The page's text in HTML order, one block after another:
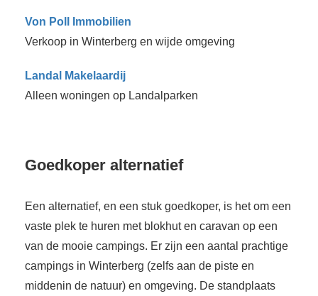
Von Poll Immobilien
Verkoop in Winterberg en wijde omgeving
Landal Makelaardij
Alleen woningen op Landalparken
Goedkoper alternatief
Een alternatief, en een stuk goedkoper, is het om een
vaste plek te huren met blokhut en caravan op een
van de mooie campings. Er zijn een aantal prachtige
campings in Winterberg (zelfs aan de piste en
middenin de natuur) en omgeving. De standplaats